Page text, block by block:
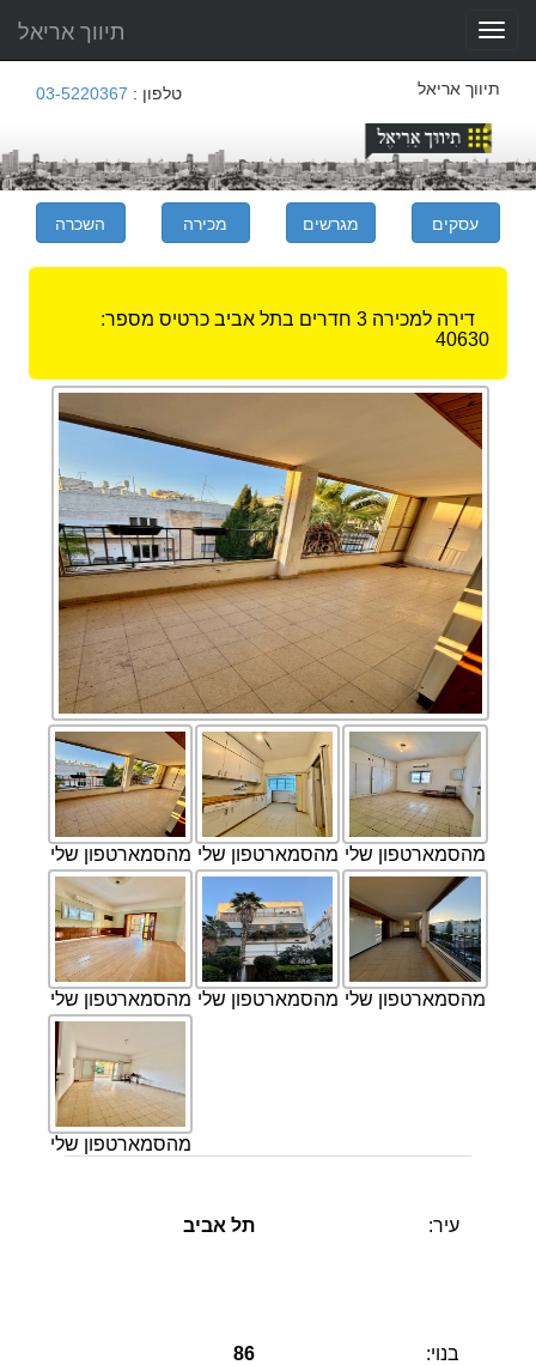
Toggle
navigation
תיווך אריאל
טלפון : 03-5220367 תיווך אריאל
דירה למכירה 3 חדרים בתל אביב
כרטיס מספר:
40630
מהסמארטפון שלי מהסמארטפון שלי מהסמארטפון שלי
מהסמארטפון שלי מהסמארטפון שלי מהסמארטפון שלי
מהסמארטפון שלי
עיר: תל אביב
בנוי: 86